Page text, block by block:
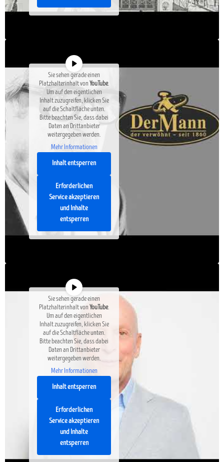
Sie sehen gerade einen
Platzhalterinhalt von YouTube.
Um auf den eigentlichen
Inhalt zuzugreifen, klicken Sie
auf die Schaltfläche unten.
Bitte beachten Sie, dass dabei
Daten an Drittanbieter
weitergegeben werden.
Mehr Informationen
Inhalt entsperren
Erforderlichen
Service akzeptieren
und Inhalte
entsperren
Sie sehen gerade einen
Platzhalterinhalt von YouTube.
Um auf den eigentlichen
Inhalt zuzugreifen, klicken Sie
auf die Schaltfläche unten.
Bitte beachten Sie, dass dabei
Daten an Drittanbieter
weitergegeben werden.
Mehr Informationen
Inhalt entsperren
Erforderlichen
Service akzeptieren
und Inhalte
entsperren